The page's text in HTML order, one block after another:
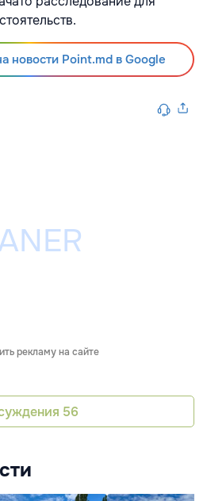
новости Point.md в Google
рекламу на сайте
56